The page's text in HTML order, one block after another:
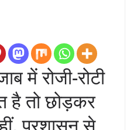
में रोजी-रोटी
है तो छोड़कर
प्रशासन से